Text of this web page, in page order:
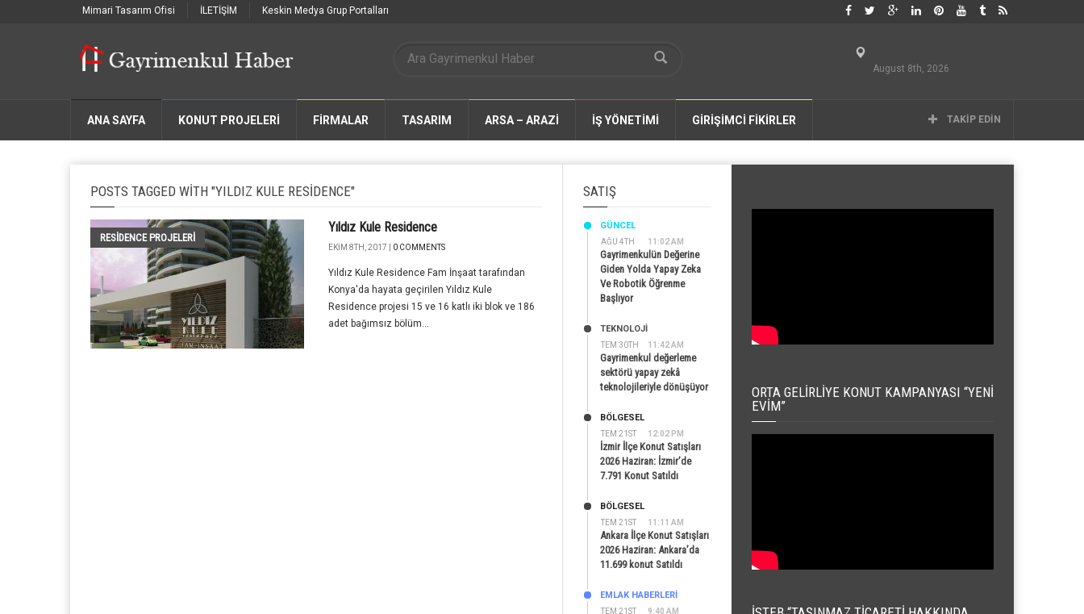
Mimari Tasarım Ofisi İLETİŞİM Keskin Medya Grup Portalları
August 8th, 2026
ANA SAYFA KONUT PROJELERİ FIRMALAR TASARIM ARSA – ARAZİ İŞ YÖNETİMİ GİRİŞİMCİ FİKİRLER TAKIP EDIN
POSTS TAGGED WITH "YILDIZ KULE RESIDENCE"
RESIDENCE PROJELERI
Yıldız Kule Residence
EKIM 8TH, 2017 | 0 COMMENTS
Yıldız Kule Residence Fam İnşaat tarafından
Konya'da hayata geçirilen Yıldız Kule
Residence projesi 15 ve 16 katlı iki blok ve 186
adet bağımsız bölüm...
SATIŞ
AĞU 4TH 11:02 AM
GÜNCEL
Gayrimenkulün Değerine
Giden Yolda Yapay Zeka
Ve Robotik Öğrenme
Başlıyor
TEM 30TH 11:42 AM
TEKNOLOJİ
Gayrimenkul değerleme
sektörü yapay zekâ
teknolojileriyle dönüşüyor
TEM 21ST 12:02 PM
BÖLGESEL
İzmir İlçe Konut Satışları
2026 Haziran: İzmir’de
7.791 Konut Satıldı
TEM 21ST 11:11 AM
BÖLGESEL
Ankara İlçe Konut Satışları
2026 Haziran: Ankara’da
11.699 konut Satıldı
TEM 21ST 9:40 AM
EMLAK HABERLERI
ORTA GELIRLIYE KONUT KAMPANYASI “YENI
EVIM”